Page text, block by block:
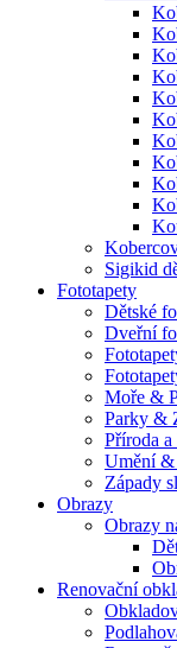
Sigikid
Fototapety
Dětské
Dveřní
Moře &
Parky &
Příroda
Umění
Západy
Obrazy
Obrazy
Renovační